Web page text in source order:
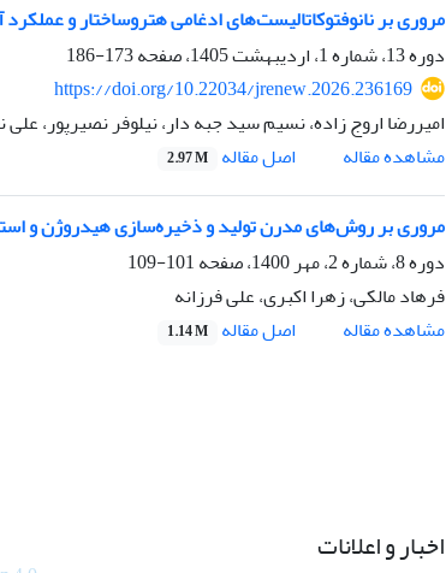
مروری بر نانوفتوکاتالیست‌های ادغامی هتروساختار و
دوره 13، شماره 1، اردیبهشت 1405، صفحه
173-186
https://doi.org/10.22034/jrenew.2026.236169
امیررضا اروج زاده، نسیم سید جبه دار، نیلوفر نصیرپور، علی
مشاهده مقاله
اصل مقاله 2.97 M
مروری بر روش‌های مدرن تولید و ذخیره‌سازی هیدروژن و
دوره 8، شماره 2، مهر 1400، صفحه
101-109
فرهاد مالکی، زهرا اکبری، علی فرزانه
مشاهده مقاله
اصل مقاله 1.14 M
اخبار و اعلانات